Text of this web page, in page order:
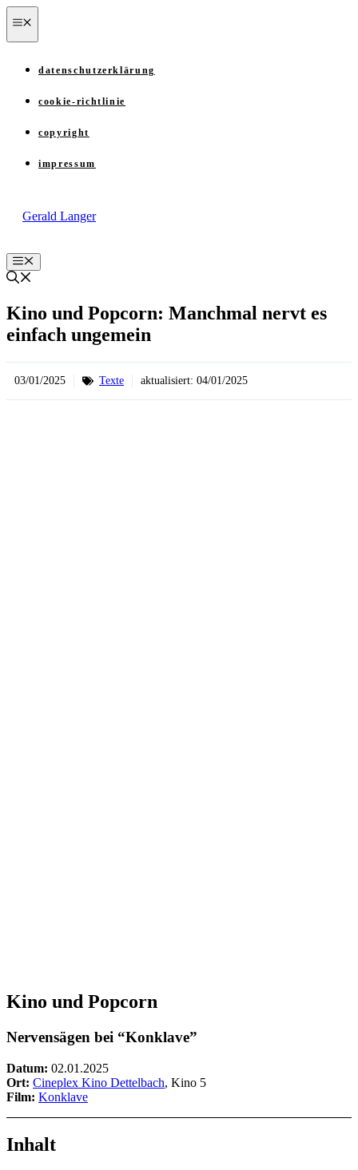
Zum
Inhalt
springen
datenschutzerklärung
cookie-richtlinie
copyright
impressum
Gerald Langer
Menü
Kino und Popcorn: Manchmal nervt es
einfach ungemein
03/01/2025 Texte aktualisiert: 04/01/2025
Kino und Popcorn
Nervensägen bei “Konklave”
Datum: 02.01.2025
Ort: Cineplex Kino Dettelbach, Kino 5
Film: Konklave
Inhalt